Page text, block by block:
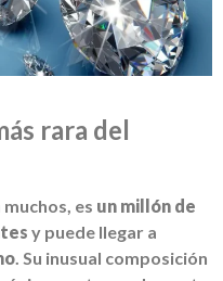
rara del
es un millón de
y puede llegar a
. Su inusual composición